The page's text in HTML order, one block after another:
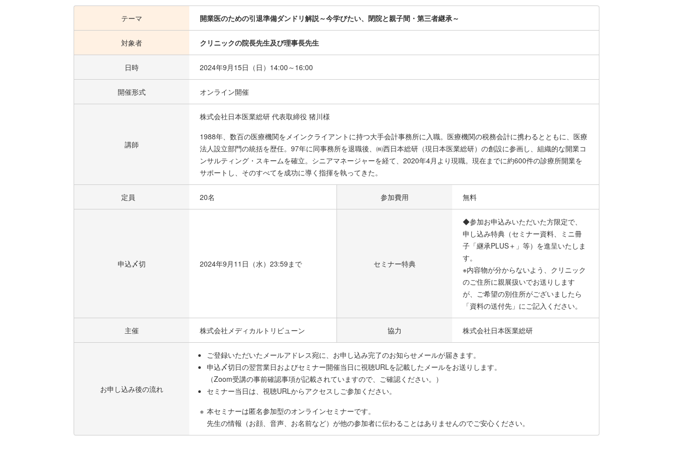
テーマ 開業医のための引退準備ダンドリ解説～今学びたい、閉院と親子間・第三者継承～
対象者 クリニックの院長先生及び理事長先生
日時 2024年9月15日（日） 14:00～16:00
開催形式 オンライン開催
講師
株式会社日本医業総研 代表取締役 猪川様
1988年、数百の医療機関をメインクライアントに持つ大手会計事務所に入職。医療機関の税務会計に携わるとともに、医療
法人設立部門の統括を歴任。97年に同事務所を退職後、㈱西日本総研（現日本医業総研）の創設に参画し、組織的な開業コ
ンサルティング・スキームを確立。シニアマネージャーを経て、2020年4月より現職。現在までに約600件の診療所開業を
サポートし、そのすべてを成功に導く指揮を執ってきた。
定員 20名 参加費用 無料
申込〆切 2024年9月11日（水）23:59まで セミナー特典
◆参加お申込みいただいた方限定で、
申し込み特典（セミナー資料、ミニ冊
子「継承PLUS＋」等）を進呈いたしま
す。
※内容物が分からないよう、クリニック
のご住所に親展扱いでお送りします
が、ご希望の別住所がございましたら
「資料の送付先」にご記入ください。
主催 株式会社メディカルトリビューン 協力 株式会社日本医業総研
お申し込み後の流れ
ご登録いただいたメールアドレス宛に、お申し込み完了のお知らせメールが届きます。
申込〆切日の翌営業日およびセミナー開催当日に視聴URLを記載したメールをお送りします。
（Zoom受講の事前確認事項が記載されていますので、ご確認ください。）
セミナー当日は、視聴URLからアクセスしご参加ください。
本セミナーは匿名参加型のオンラインセミナーです。
先生の情報（お顔、音声、お名前など）が他の参加者に伝わることはありませんのでご安心ください。